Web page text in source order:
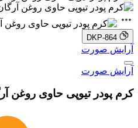
DKP-864
آرایش صورت
آرایش صورت
کرم پودر تیوپی حاوی روغن آرگان